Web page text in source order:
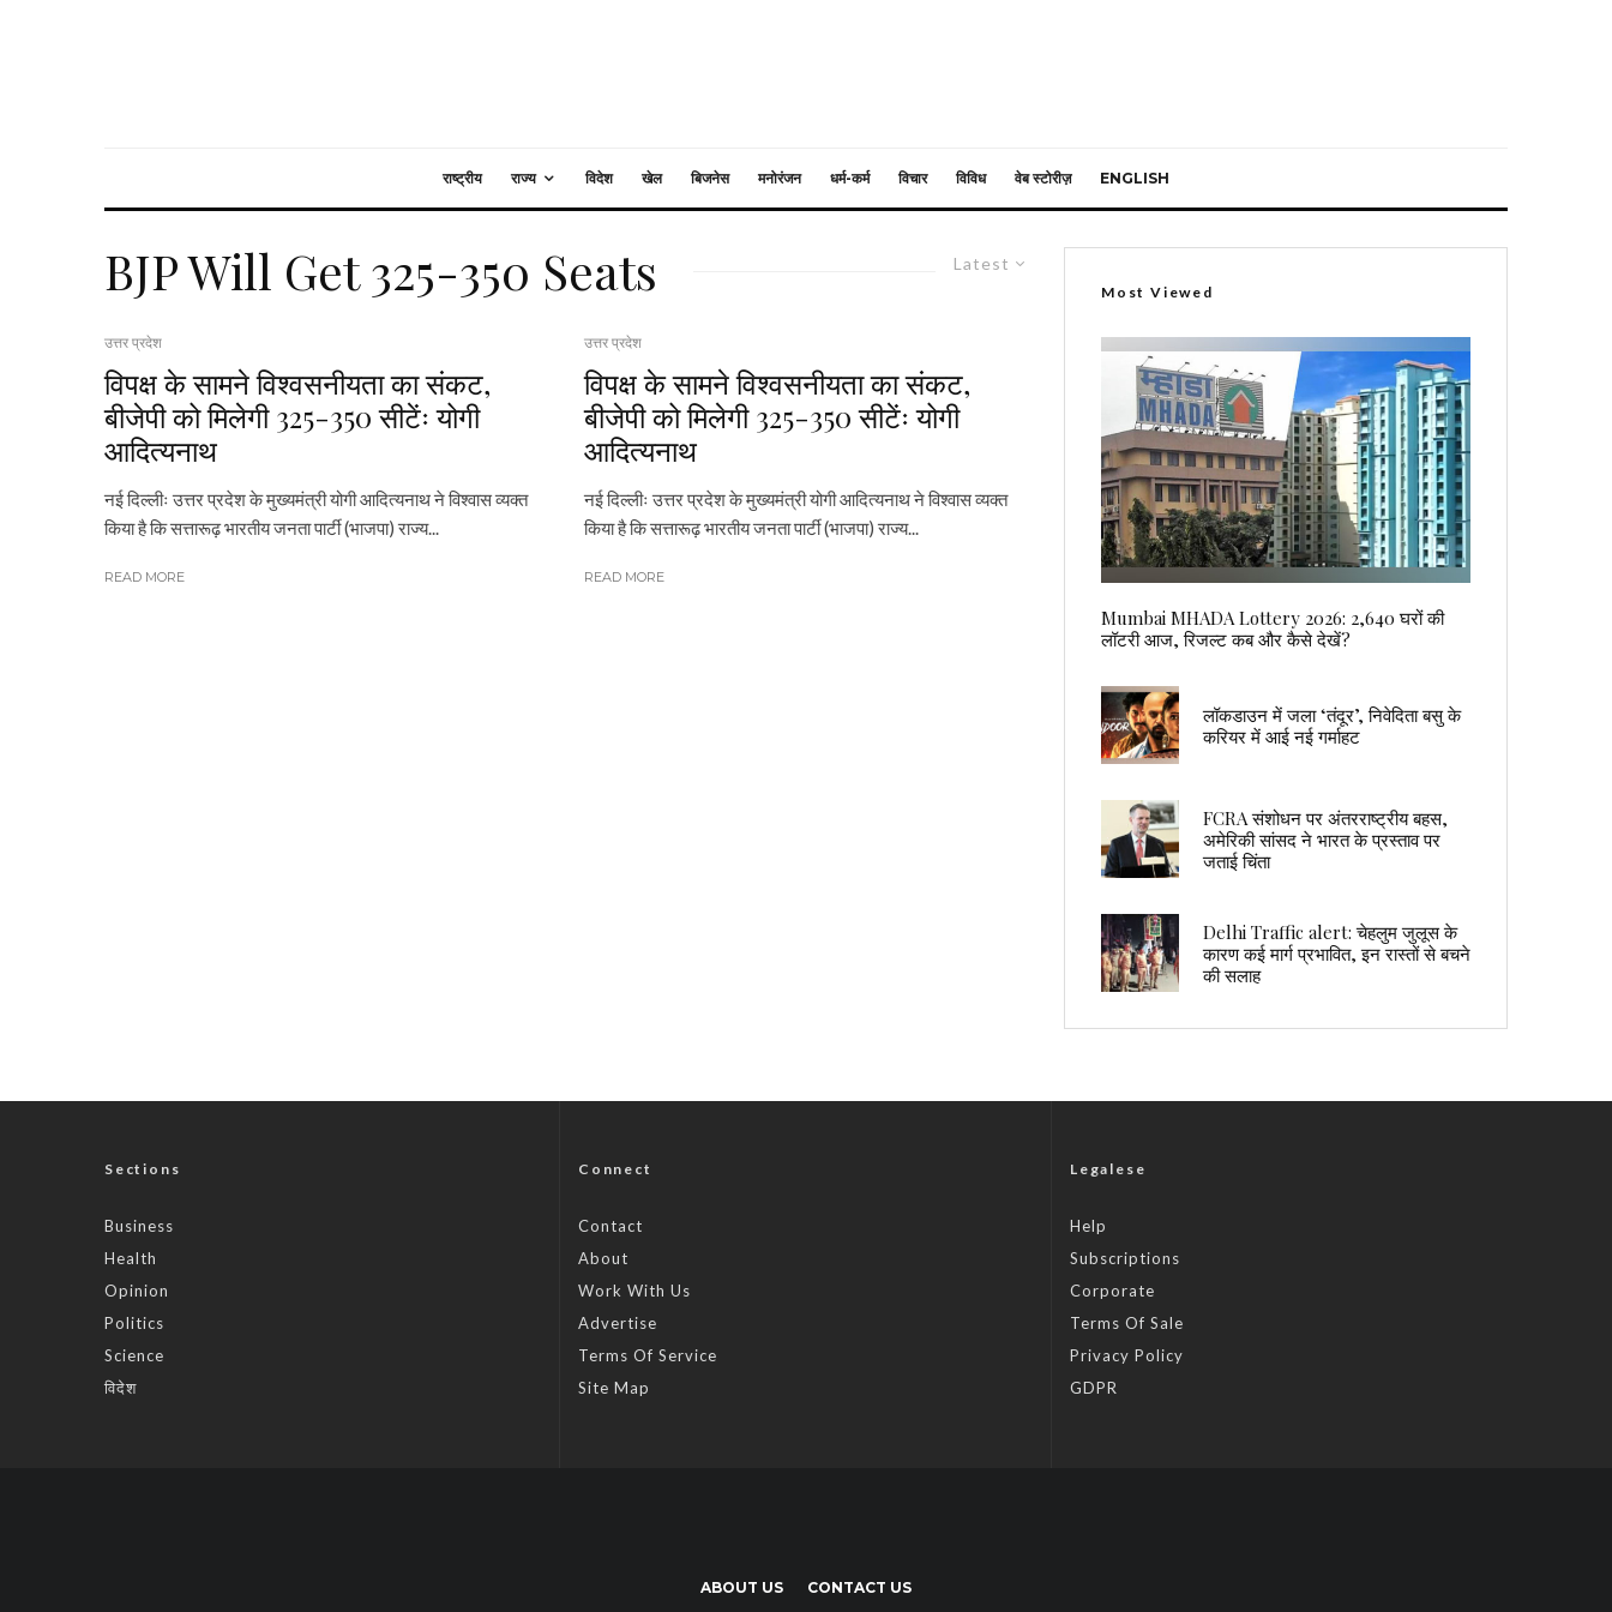
राष्ट्रीय राज्य विदेश खेल बिजनेस मनोरंजन धर्म-कर्म विचार विविध वेब स्टोरीज़ ENGLISH
Latest
BJP Will Get 325-350 Seats
उत्तर प्रदेश
विपक्ष के सामने विश्वसनीयता का संकट,
बीजेपी को मिलेगी 325-350 सीटेंः योगी
आदित्यनाथ
नई दिल्लीः उत्तर प्रदेश के मुख्यमंत्री योगी आदित्यनाथ ने विश्वास व्यक्त
किया है कि सत्तारूढ़ भारतीय जनता पार्टी (भाजपा) राज्य...
READ MORE
उत्तर प्रदेश
विपक्ष के सामने विश्वसनीयता का संकट,
बीजेपी को मिलेगी 325-350 सीटेंः योगी
आदित्यनाथ
नई दिल्लीः उत्तर प्रदेश के मुख्यमंत्री योगी आदित्यनाथ ने विश्वास व्यक्त
किया है कि सत्तारूढ़ भारतीय जनता पार्टी (भाजपा) राज्य...
READ MORE
Most Viewed
Mumbai MHADA Lottery 2026: 2,640 घरों की
लॉटरी आज, रिजल्ट कब और कैसे देखें?
लॉकडाउन में जला ‘तंदूर’, निवेदिता बसु के
करियर में आई नई गर्माहट
FCRA संशोधन पर अंतरराष्ट्रीय बहस,
अमेरिकी सांसद ने भारत के प्रस्ताव पर
जताई चिंता
Delhi Traffic alert: चेहलुम जुलूस के
कारण कई मार्ग प्रभावित, इन रास्तों से बचने
की सलाह
Sections
Business
Health
Opinion
Politics
Science
विदेश
Connect
Contact
About
Work With Us
Advertise
Terms Of Service
Site Map
Legalese
Help
Subscriptions
Corporate
Terms Of Sale
Privacy Policy
GDPR
ABOUT US CONTACT US